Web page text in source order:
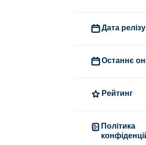
Дата релізу
Останнє
Рейтинг
Політика